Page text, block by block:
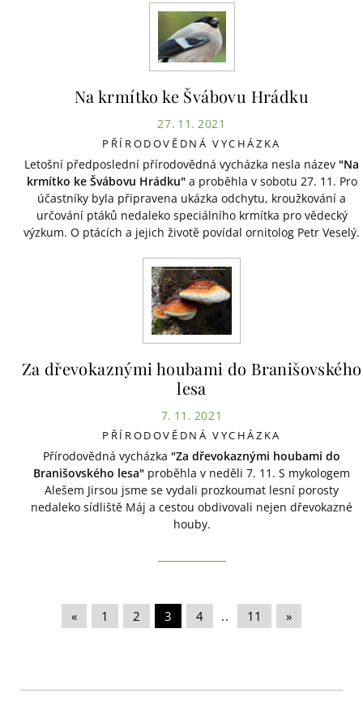
Na krmítko ke Švábovu Hrádku
27. 11. 2021
PŘÍRODOVĚDNÁ VYCHÁZKA
Letošní předposlední přírodovědná vycházka nesla název "Na
krmítko ke Švábovu Hrádku"a proběhla v sobotu 27. 11. Pro
účastníky byla připravena ukázka odchytu, kroužkování a
určování ptáků nedaleko speciálního krmítka pro vědecký
výzkum. O ptácích a jejich životě povídal ornitolog Petr Veselý.
Za dřevokaznými houbami do Branišovského
lesa
7. 11. 2021
PŘÍRODOVĚDNÁ VYCHÁZKA
Přírodovědná vycházka "Za dřevokaznými houbami do
Branišovského lesa" proběhla v neděli 7. 11. S mykologem
Alešem Jirsou jsme se vydali prozkoumat lesní porosty
nedaleko sídliště Máj a cestou obdivovali nejen dřevokazné
houby.
« 1 2 3 4 .. 11 »